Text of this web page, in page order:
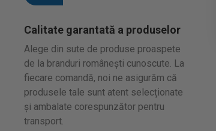
Calitate garantată a produselor
Alege din sute de produse proaspete
de la branduri românești cunoscute. La
fiecare comandă, noi ne asigurăm că
produsele tale sunt atent selecționate
și ambalate corespunzător pentru
transport.